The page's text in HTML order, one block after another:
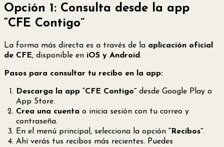
Opción 1: Consulta desde la app
“CFE Contigo”
La forma más directa es a través de la aplicación oficial
de CFE, disponible en iOS y Android.
Pasos para consultar tu recibo en la app:
Descarga la app “CFE Contigo” desde Google Play o
App Store.
Crea una cuenta o inicia sesión con tu correo y
contraseña.
En el menú principal, selecciona la opción “Recibos”.
Ahí verás tus recibos más recientes. Puedes